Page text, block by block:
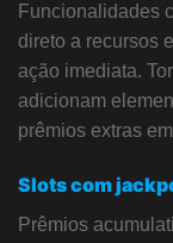
Funcionalidades
direto a recursos
ação imediata.
adicionam
prêmios extras
Slots com
Prêmios